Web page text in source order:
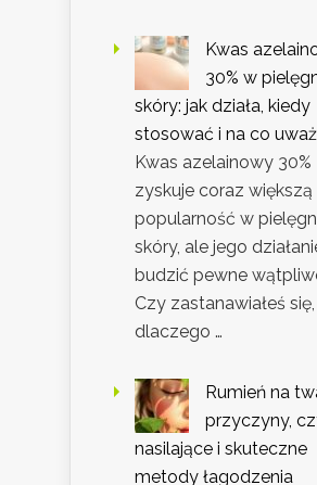
Kwas
30% w
skóry: jak działa, kiedy
stosować i na co
Kwas azelainowy 30%
zyskuje coraz większą
popularność w
skóry, ale jego
budzić pewne
Czy zastanawiałeś się,
dlaczego …
Rumień na
przyczyny,
nasilające i skuteczne
metody łagodzenia